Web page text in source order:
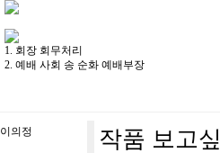
1. 회장 회무처리
2. 예배 사회 송 순화 예배부장
이의정
작품 보고